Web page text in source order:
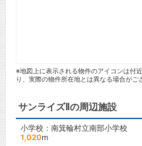
※地図上に表示される物件のアイコンは付
り、実際の物件所在地とは異なる場合がご
サンライズⅡの周辺施設
小学校：南箕輪村立南部小学校
1,020m